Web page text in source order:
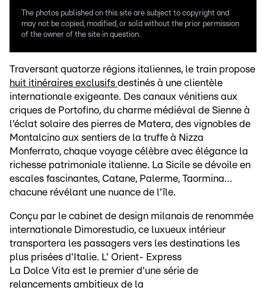
The photos published on this site are subject to copyright and
may not be copied, modified, or sold without the prior permission
of the owner of the site in question.
Traversant quatorze régions italiennes, le train propose
huit itinéraires exclusifs destinés à une clientèle
internationale exigeante. Des canaux vénitiens aux
criques de Portofino, du charme médiéval de Sienne à
l'éclat solaire des pierres de Matera, des vignobles de
Montalcino aux sentiers de la truffe à Nizza
Monferrato, chaque voyage célèbre avec élégance la
richesse patrimoniale italienne. La Sicile se dévoile en
escales fascinantes, Catane, Palerme, Taormina…
chacune révélant une nuance de l'île.
Conçu par le cabinet de design milanais de renommée
internationale Dimorestudio, ce luxueux intérieur
transportera les passagers vers les destinations les
plus prisées d'Italie. L' Orient- Express
La Dolce Vita est le premier d'une série de
relancements ambitieux de la